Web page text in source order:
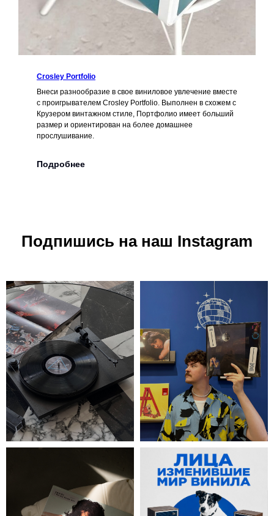
Crosley Portfolio
Внеси разнообразие в свое виниловое увлечение вместе
с проигрывателем Crosley Portfolio. Выполнен в схожем с
Крузером винтажном стиле, Портфолио имеет больший
размер и ориентирован на более домашнее
прослушивание.
Подробнее
Подпишись на наш Instagram